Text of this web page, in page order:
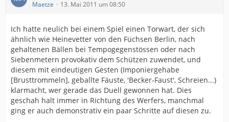
Maetze 13. Mai 2011 um 08:50
Ich hatte neulich bei einem Spiel einen Torwart, der sich
ähnlich wie Heinevetter von den Füchsen Berlin, nach
gehaltenen Bällen bei Tempogegenstössen oder nach
Siebenmetern provokativ dem Schützen zuwendet, und
diesem mit eindeutigen Gesten (Imponiergehabe
[Brusttrommeln], geballte Fäuste, 'Becker-Faust', Schreien...)
klarmacht, wer gerade das Duell gewonnen hat. Dies
geschah halt immer in Richtung des Werfers, manchmal
ging er auch demonstrativ ein paar Schritte auf diesen zu.